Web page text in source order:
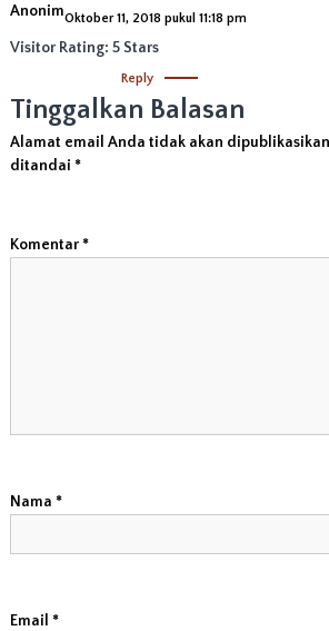
AnonimOktober 11, 2018 pukul 11:18 pm
Visitor Rating: 5 Stars
Reply
Tinggalkan Balasan
Alamat email Anda tidak akan
ditandai *
Komentar *
Nama *
Email *